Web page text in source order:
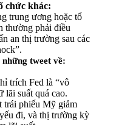
chức khác:
trung ương hoặc tổ
thường phải điều
an thị trường sau các
tweet về:
trích Fed là “vô
lãi suất quá cao.
trái phiếu Mỹ giảm
đi, và thị trường kỳ